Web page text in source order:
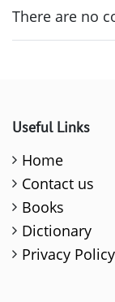
There are no
Useful Links
Home
Contact us
Books
Dictionary
Privacy Policy